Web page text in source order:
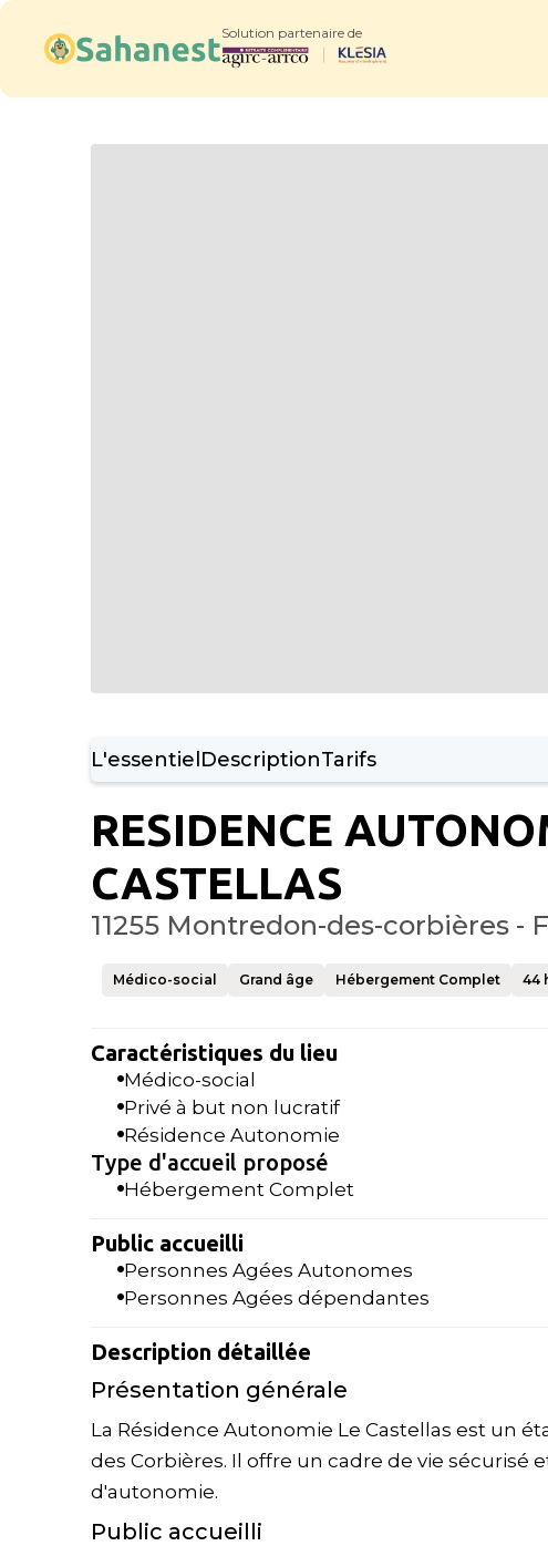
Solution partenaire de
L'essentielDescriptionTarifs
RESIDENCE
CASTELLAS
11255 Montredon-des-corbières -
Médico-social Grand âge Hébergement Complet 44
Caractéristiques du lieu
Médico-social
Privé à but non lucratif
Résidence Autonomie
Type d'accueil proposé
Hébergement Complet
Public accueilli
Personnes Agées Autonomes
Personnes Agées dépendantes
Description détaillée
Présentation générale
La Résidence Autonomie Le Castellas est un
des Corbières. Il offre un cadre de vie
d'autonomie.
Public accueilli